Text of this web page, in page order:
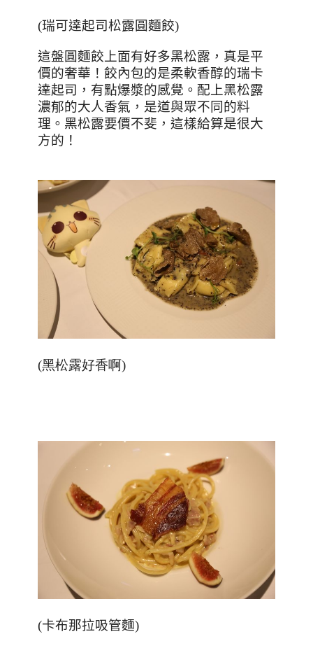
(瑞可達起司松露圓麵餃)
這盤圓麵餃上面有好多黑松露，真是平
價的奢華！餃內包的是柔軟香醇的瑞卡
達起司，有點爆漿的感覺。配上黑松露
濃郁的大人香氣，是道與眾不同的料
理。黑松露要價不斐，這樣給算是很大
方的！
(黑松露好香啊)
(卡布那拉吸管麵)